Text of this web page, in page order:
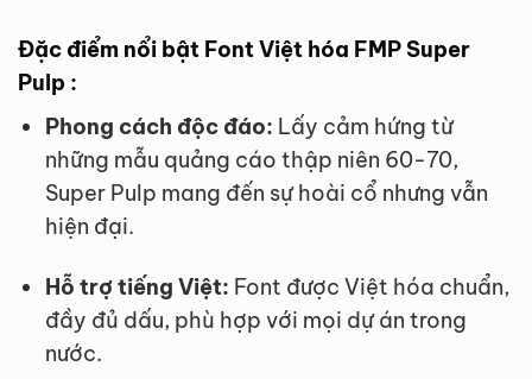
Đặc điểm nổi bật Font Việt hóa FMP Super
Pulp :
Phong cách độc đáo: Lấy cảm hứng từ
những mẫu quảng cáo thập niên 60-70,
Super Pulp mang đến sự hoài cổ nhưng vẫn
hiện đại.
Hỗ trợ tiếng Việt: Font được Việt hóa chuẩn,
đầy đủ dấu, phù hợp với mọi dự án trong
nước.